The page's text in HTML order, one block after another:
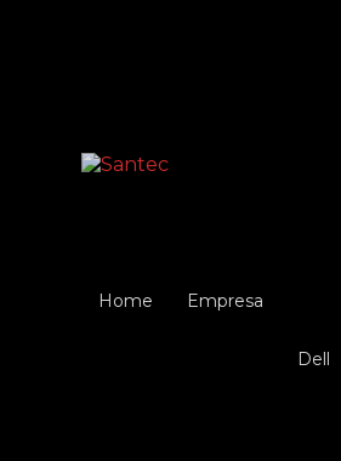
Home Empresa
Dell